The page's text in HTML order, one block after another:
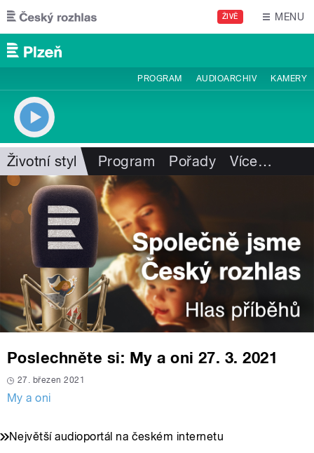
Přejít k hlavnímu obsahu
ŽIVĚ MENU
PROGRAM AUDIOARCHIV KAMERY
Životní styl Program Pořady Více…
Poslechněte si: My a oni 27. 3. 2021
27. březen 2021
My a oni
Největší audioportál na českém internetu